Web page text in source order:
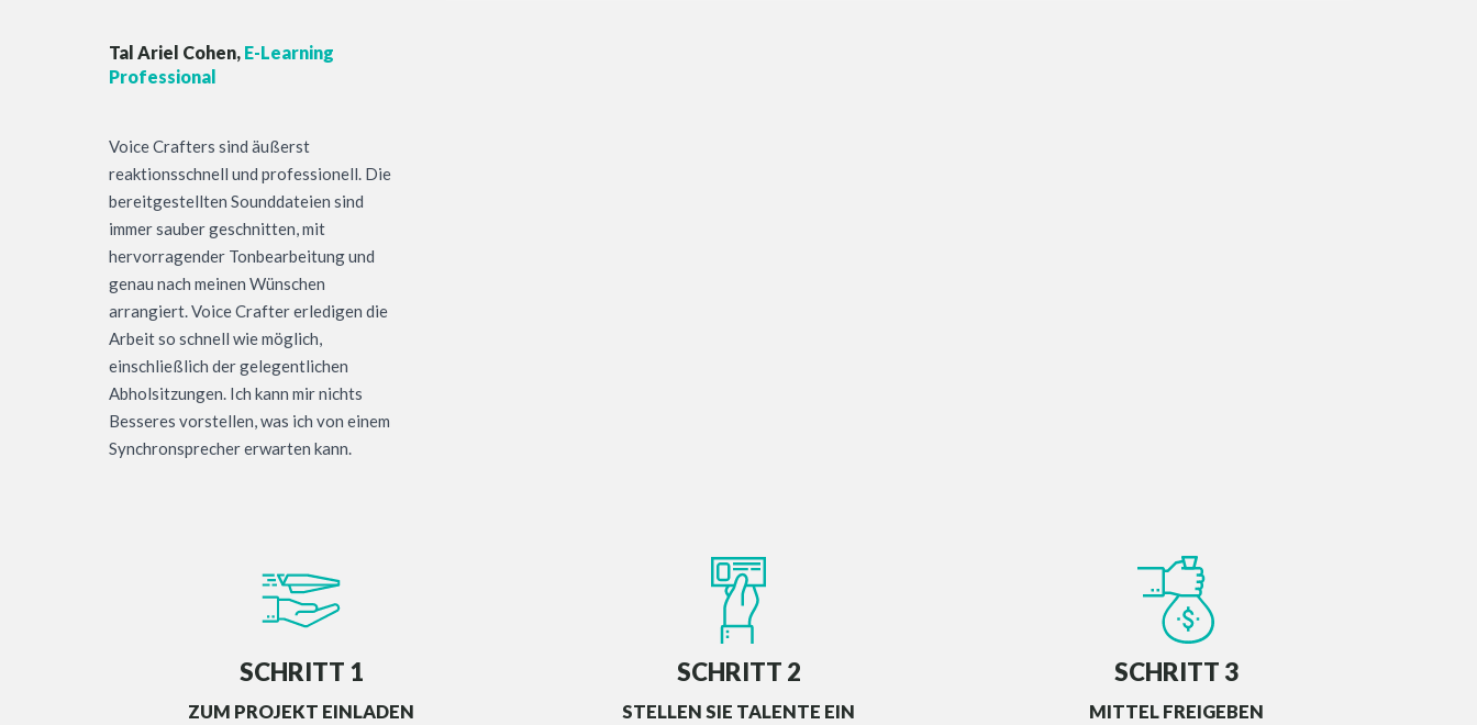
Tal Ariel Cohen, E-Learning
Professional
Voice Crafters sind äußerst
reaktionsschnell und professionell. Die
bereitgestellten Sounddateien sind
immer sauber geschnitten, mit
hervorragender Tonbearbeitung und
genau nach meinen Wünschen
arrangiert. Voice Crafter erledigen die
Arbeit so schnell wie möglich,
einschließlich der gelegentlichen
Abholsitzungen. Ich kann mir nichts
Besseres vorstellen, was ich von einem
Synchronsprecher erwarten kann.
SCHRITT 1
ZUM PROJEKT EINLADEN
SCHRITT 2
STELLEN SIE TALENTE EIN
SCHRITT 3
MITTEL FREIGEBEN